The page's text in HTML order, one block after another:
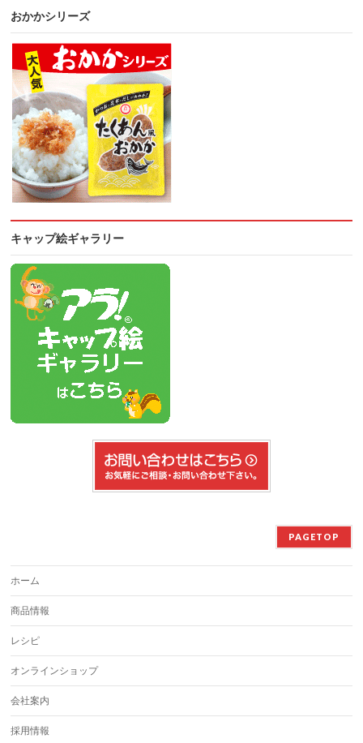
おかかシリーズ
キャップ絵ギャラリー
PAGETOP
ホーム
商品情報
レシピ
オンラインショップ
会社案内
採用情報